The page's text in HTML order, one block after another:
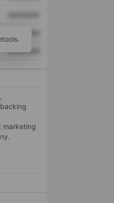
XXXXXXX
marketing